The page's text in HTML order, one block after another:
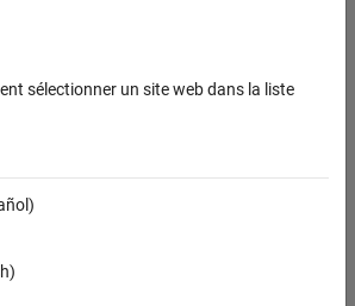
carrières (EDG)
de produits
sélectionner un site web dans la liste